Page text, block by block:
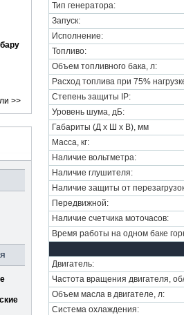
>>
Тип генератора:
Запуск:
Исполнение:
Топливо:
Объем топливного бака, л:
Расход топлива при 75%
Степень защиты IP:
Уровень шума, дБ:
Габариты (Д х Ш х В), мм
Масса, кг:
Наличие вольтметра:
Наличие глушителя:
Наличие защиты от
Передвижной:
Наличие счетчика моточасов:
Время работы на одном баке
Двигатель:
Частота вращения двигателя,
Объем масла в двигателе, л:
Система охлаждения: